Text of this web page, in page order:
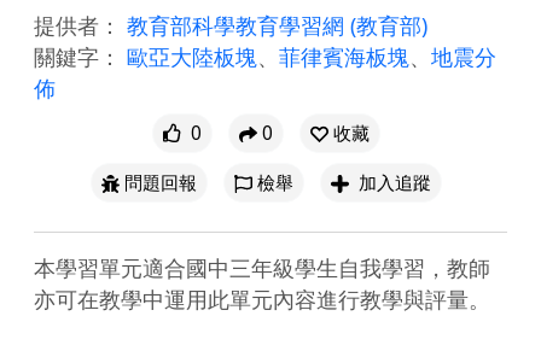
提供者： 教育部科學教育學習網 (教育部)
關鍵字： 歐亞大陸板塊、 菲律賓海板塊、 地震分
佈
0 0
收藏
問題回報
檢舉 加入追蹤
本學習單元適合國中三年級學生自我學習，教師
亦可在教學中運用此單元內容進行教學與評量。